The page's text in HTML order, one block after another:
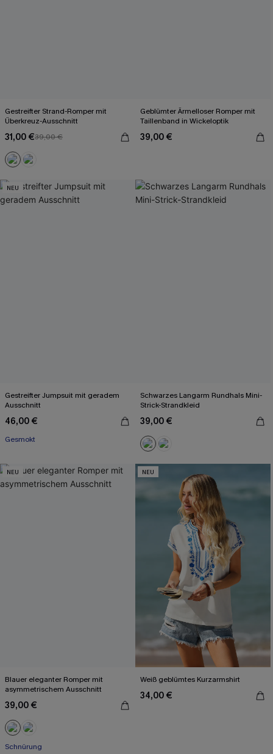
Gestreifter Strand-Romper mit
Überkreuz-Ausschnitt
31,00 €39,00 €
Geblümter Ärmelloser Romper mit
Taillenband in Wickeloptik
39,00 €
NEU
Gestreifter Jumpsuit mit geradem
Ausschnitt
46,00 €
Gesmokt
Schwarzes Langarm Rundhals Mini-
Strick-Strandkleid
39,00 €
NEU
Blauer eleganter Romper mit
asymmetrischem Ausschnitt
39,00 €
Schnürung
NEU
Weiß geblümtes Kurzarmshirt
34,00 €